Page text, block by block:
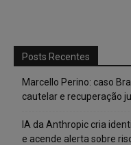
Posts Recentes
Marcello Perino: caso
cautelar e recuperação
IA da Anthropic cria
e acende alerta sobre